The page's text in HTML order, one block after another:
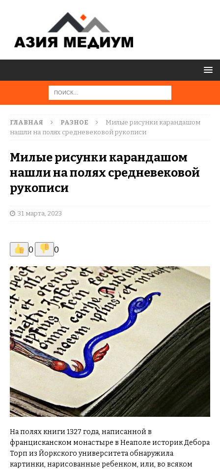
ГЛАВНАЯ РАЗНОЕ
Милые рисунки карандашом
нашли на полях средневековой рукописи
Милые рисунки карандашом
нашли на полях средневековой
рукописи
31 марта, 2023
0 0
На полях книги 1327 года, написанной в
францисканском монастыре в Неаполе историк Дебора
Торп из Йоркского университета обнаружила
картинки, нарисованные ребенком, или, во всяком